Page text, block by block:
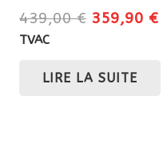
439,00€ Le
était :
359,90 €Le
TVAC
LIRE LA SUITE